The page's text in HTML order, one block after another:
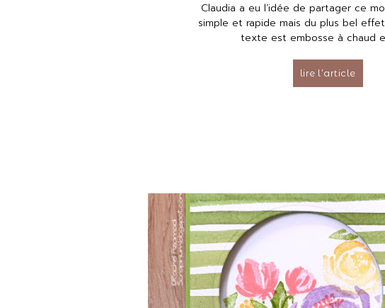
Claudia a eu l’idée de partager ce
simple et rapide mais du plus bel
texte est embosse à chaud
lire l’article